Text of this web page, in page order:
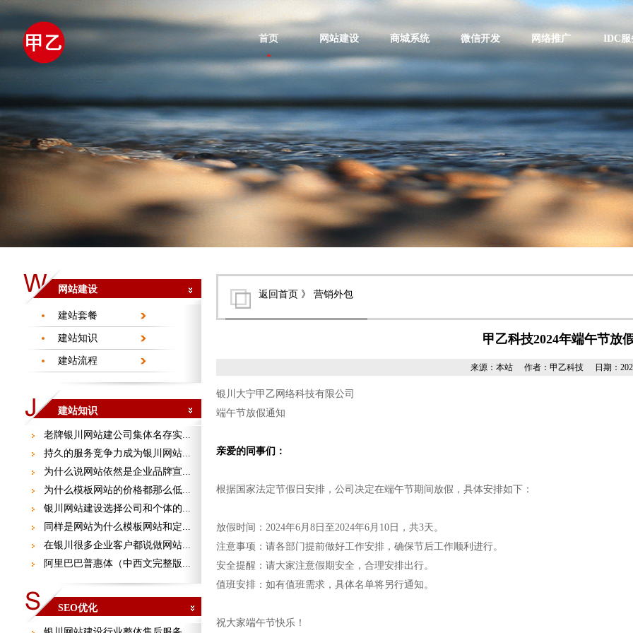
首页 网站建设 商城系统 微信开发 网络推广 IDC服
网站建设
建站套餐
建站知识
建站流程
建站知识
老牌银川网站建公司集体名存实...
持久的服务竞争力成为银川网站...
为什么说网站依然是企业品牌宣...
为什么模板网站的价格都那么低...
银川网站建设选择公司和个体的...
同样是网站为什么模板网站和定...
在银川很多企业客户都说做网站...
阿里巴巴普惠体（中西文完整版...
SEO优化
返回首页 》 营销外包
甲乙科技2024年端午节放
来源：本站 作者：甲乙科技 日期：
银川大宁甲乙网络科技有限公司
端午节放假通知
亲爱的同事们：
根据国家法定节假日安排，公司决定在端午节期间放假，具体安排如下：
放假时间：2024年6月8日至2024年6月10日，共3天。
注意事项：请各部门提前做好工作安排，确保节后工作顺利进行。
安全提醒：请大家注意假期安全，合理安排出行。
值班安排：如有值班需求，具体名单将另行通知。
祝大家端午节快乐！